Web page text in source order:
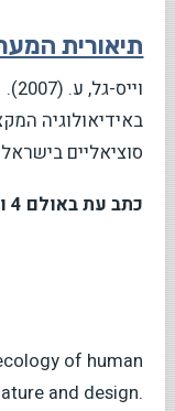
תיאורית
באידיאולוגיה
סוציאליים
כתב עת באולם 4 וגם אלקטרוני (114070)
of human
and design.